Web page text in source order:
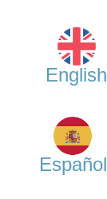
English
Español